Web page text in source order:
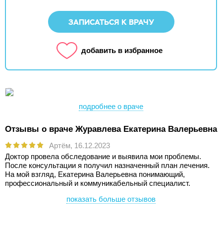
ЗАПИСАТЬСЯ К ВРАЧУ
добавить в избранное
подробнее о враче
Отзывы о враче Журавлева Екатерина Валерьевна
Артём, 16.12.2023
Доктор провела обследование и выявила мои проблемы.
После консультации я получил назначенный план лечения.
На мой взгляд, Екатерина Валерьевна понимающий,
профессиональный и коммуникабельный специалист.
показать больше отзывов